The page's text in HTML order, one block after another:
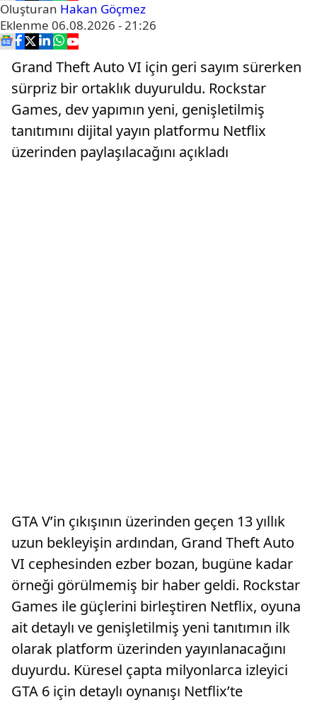
Oluşturan Hakan Göçmez
Eklenme 06.08.2026 - 21:26
Grand Theft Auto VI için geri sayım sürerken
sürpriz bir ortaklık duyuruldu. Rockstar
Games, dev yapımın yeni, genişletilmiş
tanıtımını dijital yayın platformu Netflix
üzerinden paylaşılacağını açıkladı
GTA V’in çıkışının üzerinden geçen 13 yıllık
uzun bekleyişin ardından, Grand Theft Auto
VI cephesinden ezber bozan, bugüne kadar
örneği görülmemiş bir haber geldi. Rockstar
Games ile güçlerini birleştiren Netflix, oyuna
ait detaylı ve genişletilmiş yeni tanıtımın ilk
olarak platform üzerinden yayınlanacağını
duyurdu. Küresel çapta milyonlarca izleyici
GTA 6 için detaylı oynanışı Netflix’te